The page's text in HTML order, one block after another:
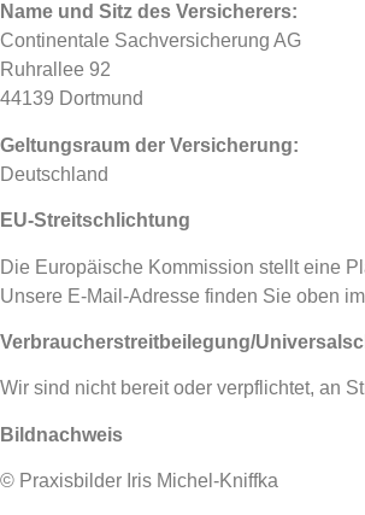
Name und Sitz des Versicherers:
Continentale Sachversicherung AG
Ruhrallee 92
44139 Dortmund
Geltungsraum der Versicherung:
Deutschland
EU-Streitschlichtung
Die Europäische Kommission stellt eine
Unsere E-Mail-Adresse finden Sie oben
Verbraucher­streit­beilegung/
Wir sind nicht bereit oder verpflichtet, an
Bildnachweis
© Praxisbilder Iris Michel-Kniffka